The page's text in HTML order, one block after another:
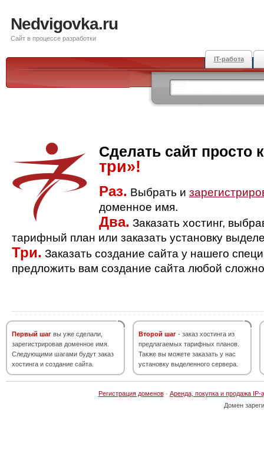
Nedvigovka.ru
Сайт в процессе разработки
IT-работа
Сделать сайт просто
три»!
Раз. Выбрать и
доменное имя.
Два. Заказать хостинг,
тарифный план или заказать установку
Три. Заказать создание сайта у нашего
предложить вам создание сайта любой
Первый шаг вы уже сделали,
зарегистрировав доменное имя.
Следующими шагами будут заказ
хостинга и создание сайта.
Второй шаг - заказ хостинга из
предлагаемых тарифных планов.
Также вы можете заказать у нас
установку выделенного сервера.
Регистрация доменов· Аренда, покупка и продажа IP-
Домен